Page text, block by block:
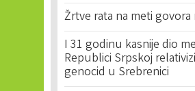
Žrtve rata na meti govora
I 31 godinu kasnije dio
Republici Srpskoj
genocid u Srebrenici